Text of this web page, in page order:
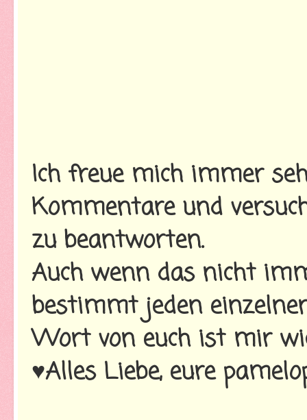
Ich freue mich immer
Kommentare und
zu beantworten.
Auch wenn das nicht
bestimmt jeden
Wort von euch ist mir
♥Alles Liebe, eure